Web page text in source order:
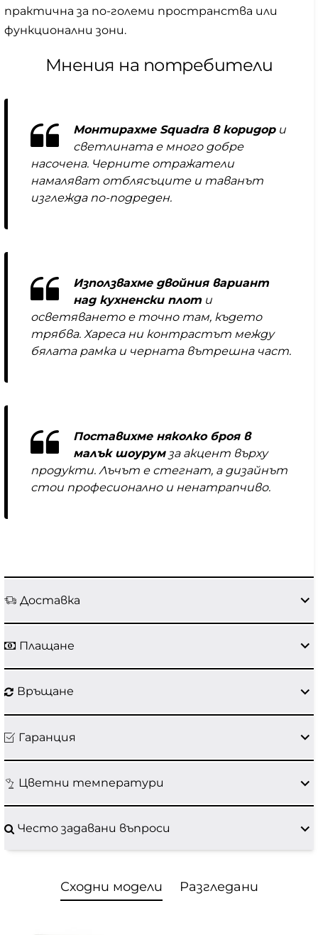
практична за по-големи пространства или
функционални зони.
Мнения на потребители
Монтирахме Squadra в коридори
светлината е много добре
насочена. Черните отражатели
намаляват отблясъците и таванът
изглежда по-подреден.
Използвахме двойния вариант
над кухненски плоти
осветяването е точно там, където
трябва. Хареса ни контрастът между
бялата рамка и черната вътрешна част.
Поставихме няколко броя в
малък шоурумза акцент върху
продукти. Лъчът е стегнат, а дизайнът
стои професионално и ненатрапчиво.
Доставка
Плащане
Връщане
Гаранция
Цветни температури
Често задавани въпроси
Сходни модели Разгледани